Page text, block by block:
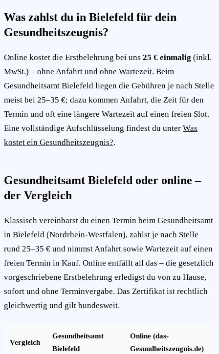
Was zahlst du in Bielefeld für dein
Gesundheitszeugnis?
Online kostet die Erstbelehrung bei uns 25 € einmalig (inkl.
MwSt.) – ohne Anfahrt und ohne Wartezeit. Beim
Gesundheitsamt Bielefeld liegen die Gebühren je nach Stelle
meist bei 25–35 €; dazu kommen Anfahrt, die Zeit für den
Termin und oft eine längere Wartezeit auf einen freien Slot.
Eine vollständige Aufschlüsselung findest du unter Was
kostet ein Gesundheitszeugnis?.
Gesundheitsamt Bielefeld oder online –
der Vergleich
Klassisch vereinbarst du einen Termin beim Gesundheitsamt
in Bielefeld (Nordrhein-Westfalen), zahlst je nach Stelle
rund 25–35 € und nimmst Anfahrt sowie Wartezeit auf einen
freien Termin in Kauf. Online entfällt all das – die gesetzlich
vorgeschriebene Erstbelehrung erledigst du von zu Hause,
sofort und ohne Terminvergabe. Das Zertifikat ist rechtlich
gleichwertig und gilt bundesweit.
Vergleich
Gesundheitsamt
Bielefeld
Online (das-
Gesundheitszeugnis.de)